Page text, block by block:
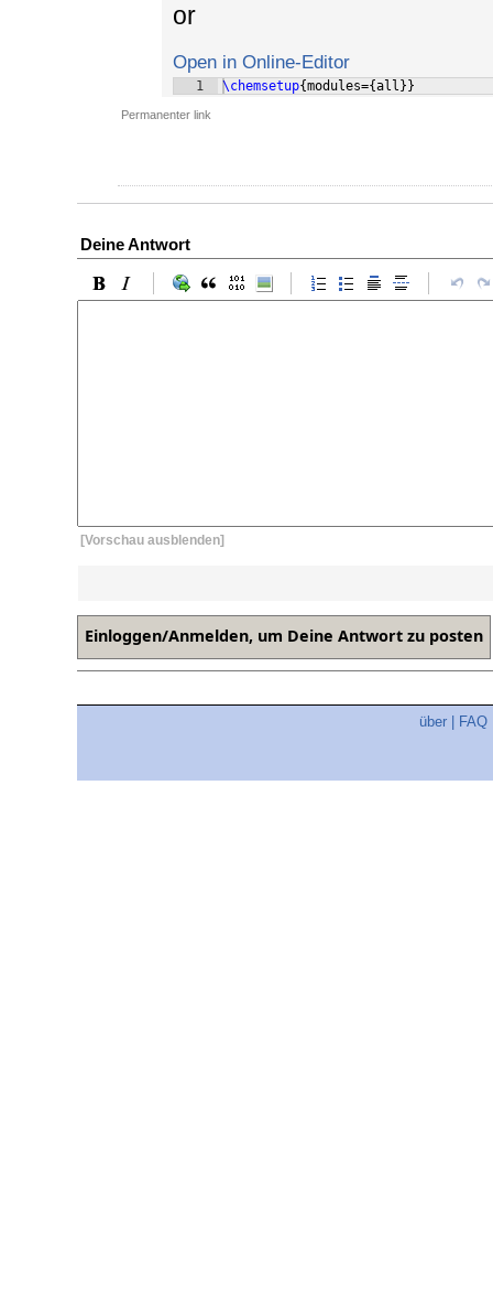
or
Open in Online-Editor
1 \chemsetup{modules={all }}
Permanenter link
Deine Antwort
[Vorschau ausblenden]
über FAQ